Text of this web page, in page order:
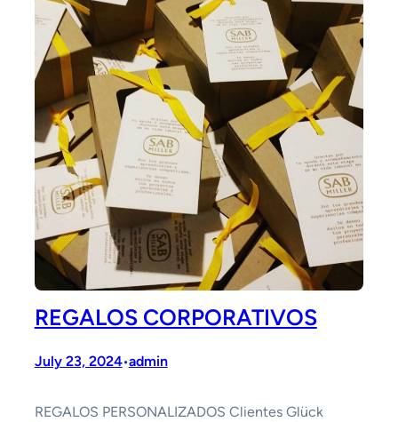
REGALOS CORPORATIVOS
July 23, 2024•admin
REGALOS PERSONALIZADOS Clientes Glück